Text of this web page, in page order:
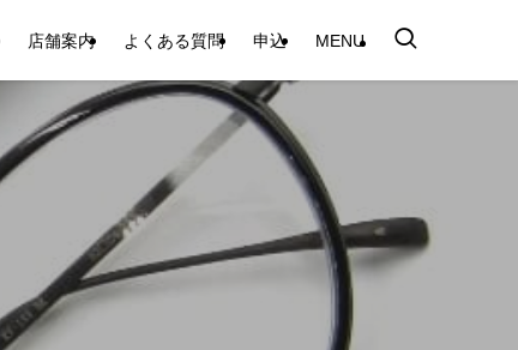
店舗案内 よくある質問 申込 MENU